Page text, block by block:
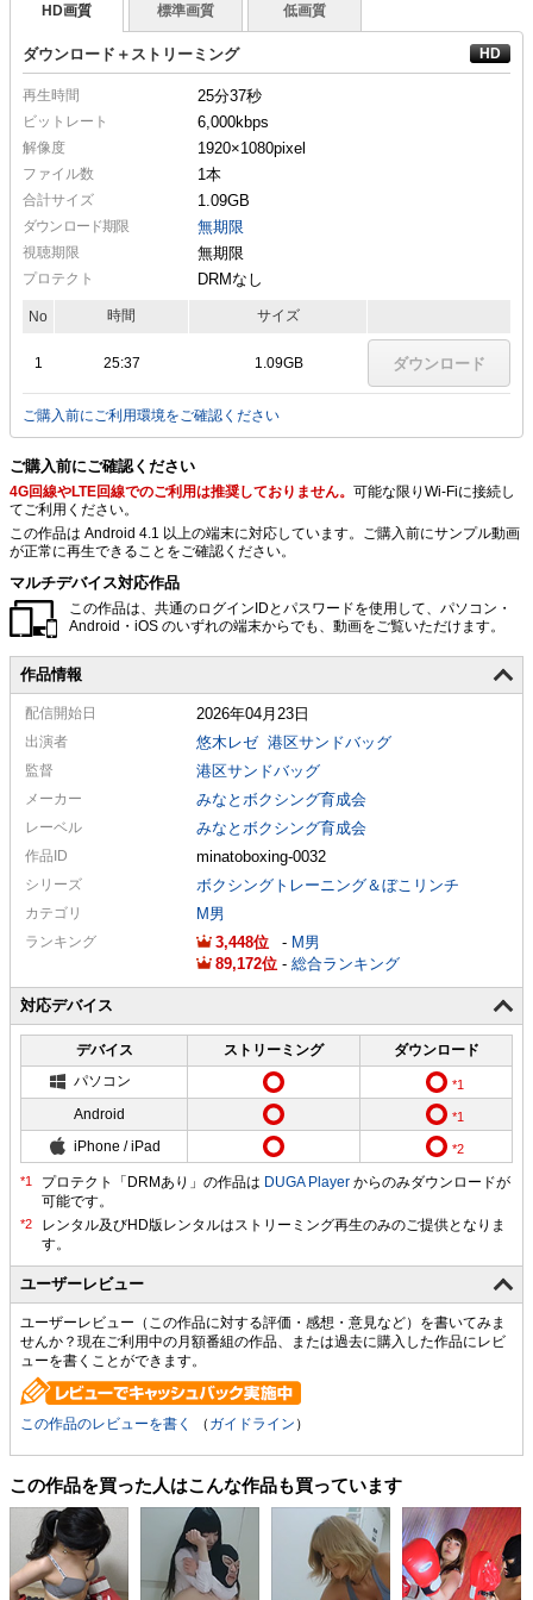
HD画質 標準画質 低画質
ダウンロード＋ストリーミング
再生時間 25分37秒
ビットレート 6,000kbps
解像度 1920×1080pixel
ファイル数 1本
合計サイズ 1.09GB
ダウンロード期限 無期限
視聴期限 無期限
プロテクト DRMなし
No 時間 サイズ
1 25:37 1.09GB ダウンロード
ご購入前にご利用環境をご確認ください
ご購入前にご確認ください
4G回線やLTE回線でのご利用は推奨しておりません。 可能な限りWi-Fiに接続し
てご利用ください。
この作品は Android 4.1 以上の端末に対応しています。ご購入前にサンプル動画
が正常に再生できることをご確認ください。
マルチデバイス対応作品
この作品は、共通のログインIDとパスワードを使用して、パソコン・
Android・iOS のいずれの端末からでも、動画をご覧いただけます。
作品情報
配信開始日 2026年04月23日
出演者 悠木レゼ 港区サンドバッグ
監督 港区サンドバッグ
メーカー みなとボクシング育成会
レーベル みなとボクシング育成会
作品ID minatoboxing-0032
シリーズ ボクシングトレーニング＆ぼこリンチ
カテゴリ M男
ランキング 3,448 - M男
89,172
- 総合ランキング
対応デバイス
デバイス ストリーミング
ダウンロード
パソコン
Android
iPhone / iPad
プロテクト「DRMあり」の作品は DUGA Player からのみダウンロードが
可能です。
ユーザーレビュー
ユーザーレビュー（この作品に対する評価・感想・意見など）を書いてみま
せんか？現在ご利用中の月額番組の作品、または過去に購入した作品にレビ
ューを書くことができます。
この作品のレビューを書く （ ガイドライン ）
この作品を買った人はこんな作品も買っています